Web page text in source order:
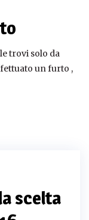
trovi solo da
un furto ,
scelta